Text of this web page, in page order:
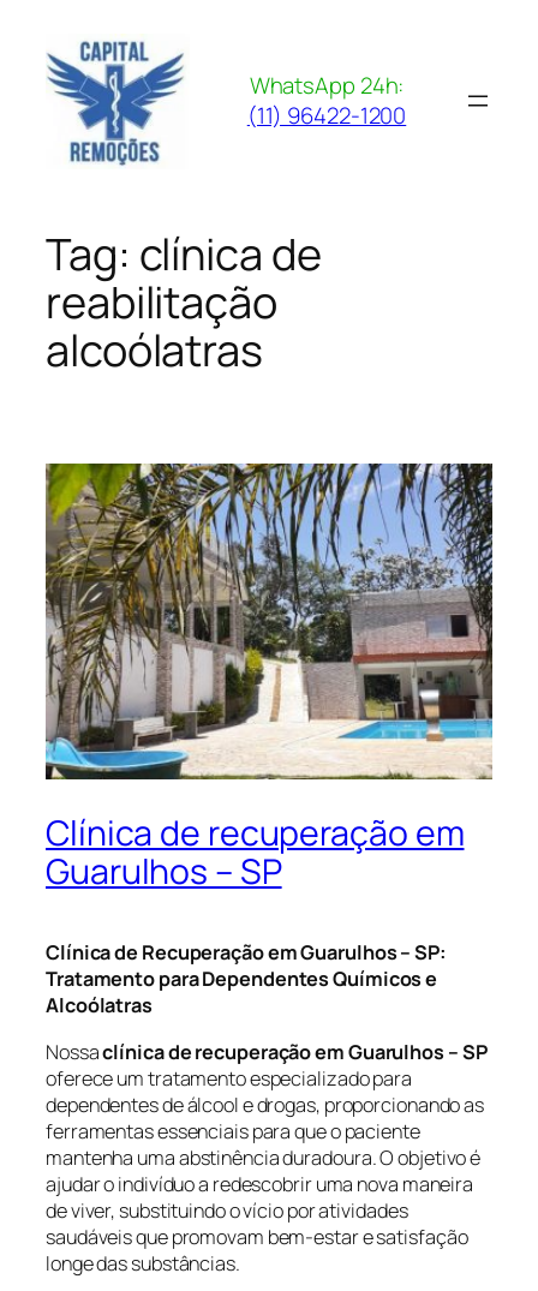
para
conteúdo
WhatsApp 24h:
(11) 96422-1200
Tag: clínica de
reabilitação
alcoólatras
Clínica de recuperação em
Guarulhos – SP
Clínica de Recuperação em Guarulhos – SP:
Tratamento para Dependentes Químicos e
Alcoólatras
Nossaclínica de recuperação em Guarulhos – SP
oferece um tratamento especializado para
dependentes de álcool e drogas, proporcionando as
ferramentas essenciais para que o paciente
mantenha uma abstinência duradoura. O objetivo é
ajudar o indivíduo a redescobrir uma nova maneira
de viver, substituindo o vício por atividades
saudáveis que promovam bem-estar e satisfação
longe das substâncias.